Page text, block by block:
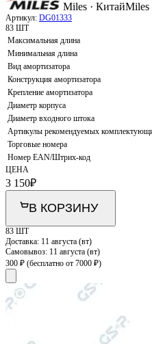
Miles · Китай
Артикул: DG01333
83 ШТ
Максимальная длина
Минимальная длина
Вид амортизатора
Конструкция амортизатора
Крепление амортизатора
Диаметр корпуса
Диаметр входного штока
Артикулы рекомендуемых
Торговые номера
Номер EAN/Штрих-код
ЦЕНА
3 150₽
В КОРЗИНУ
83 ШТ
Доставка: 11 августа (вт)
Самовывоз: 11 августа (вт)
300 ₽ (бесплатно от 7000 ₽)